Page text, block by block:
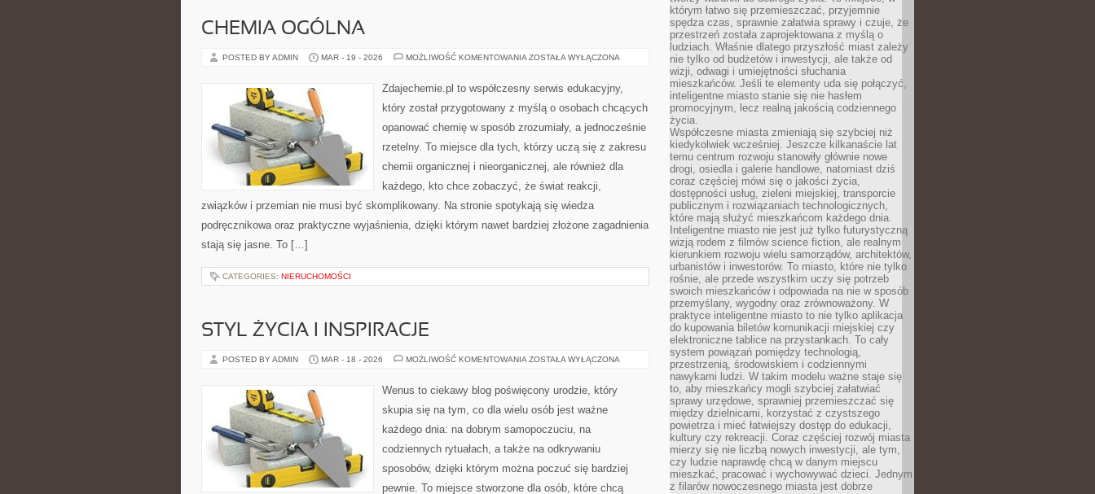
CHEMIA OGÓLNA
POSTED BY ADMIN MAR - 19 - 2026 MOŻLIWOŚĆ KOMENTOWANIA CHEMIA
ZOSTAŁA WYŁĄCZONA
Zdajechemie.pl to współczesny serwis edukacyjny,
który został przygotowany z myślą o osobach chcących
opanować chemię w sposób zrozumiały, a jednocześnie
rzetelny. To miejsce dla tych, którzy uczą się z zakresu
chemii organicznej i nieorganicznej, ale również dla
każdego, kto chce zobaczyć, że świat reakcji,
związków i przemian nie musi być skomplikowany. Na stronie spotykają się wiedza
podręcznikowa oraz praktyczne wyjaśnienia, dzięki którym nawet bardziej złożone zagadnienia
stają się jasne. To […]
CATEGORIES: NIERUCHOMOŚCI
STYL ŻYCIA I INSPIRACJE
POSTED BY ADMIN MAR - 18 - 2026 MOŻLIWOŚĆ KOMENTOWANIA STYL
INSPIRACJE
ZOSTAŁA WYŁĄCZONA
Wenus to ciekawy blog poświęcony urodzie, który
skupia się na tym, co dla wielu osób jest ważne
każdego dnia: na dobrym samopoczuciu, na
codziennych rytuałach, a także na odkrywaniu
sposobów, dzięki którym można poczuć się bardziej
pewnie. To miejsce stworzone dla osób, które chcą
którym łatwo się przemieszczać, przyjemnie
spędza czas, sprawnie załatwia sprawy i czuje, że
przestrzeń została zaprojektowana z myślą o
ludziach. Właśnie dlatego przyszłość miast zależy
nie tylko od budżetów i inwestycji, ale także od
wizji, odwagi i umiejętności słuchania
mieszkańców. Jeśli te elementy uda się połączyć,
inteligentne miasto stanie się nie hasłem
promocyjnym, lecz realną jakością codziennego
życia.
Współczesne miasta zmieniają się szybciej niż
kiedykolwiek wcześniej. Jeszcze kilkanaście lat
temu centrum rozwoju stanowiły głównie nowe
drogi, osiedla i galerie handlowe, natomiast dziś
coraz częściej mówi się o jakości życia,
dostępności usług, zieleni miejskiej, transporcie
publicznym i rozwiązaniach technologicznych,
które mają służyć mieszkańcom każdego dnia.
Inteligentne miasto nie jest już tylko futurystyczną
wizją rodem z filmów science fiction, ale realnym
kierunkiem rozwoju wielu samorządów, architektów,
urbanistów i inwestorów. To miasto, które nie tylko
rośnie, ale przede wszystkim uczy się potrzeb
swoich mieszkańców i odpowiada na nie w sposób
przemyślany, wygodny oraz zrównoważony. W
praktyce inteligentne miasto to nie tylko aplikacja
do kupowania biletów komunikacji miejskiej czy
elektroniczne tablice na przystankach. To cały
system powiązań pomiędzy technologią,
przestrzenią, środowiskiem i codziennymi
nawykami ludzi. W takim modelu ważne staje się
to, aby mieszkańcy mogli szybciej załatwiać
sprawy urzędowe, sprawniej przemieszczać się
między dzielnicami, korzystać z czystszego
powietrza i mieć łatwiejszy dostęp do edukacji,
kultury czy rekreacji. Coraz częściej rozwój miasta
mierzy się nie liczbą nowych inwestycji, ale tym,
czy ludzie naprawdę chcą w danym miejscu
mieszkać, pracować i wychowywać dzieci. Jednym
z filarów nowoczesnego miasta jest dobrze